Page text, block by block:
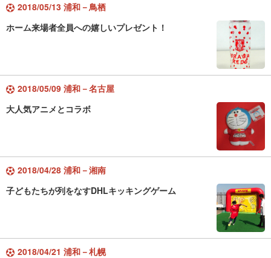
2018/05/13 浦和－鳥栖
ホーム来場者全員への嬉しいプレゼント！
2018/05/09 浦和－名古屋
大人気アニメとコラボ
2018/04/28 浦和－湘南
子どもたちが列をなすDHLキッキングゲーム
2018/04/21 浦和－札幌